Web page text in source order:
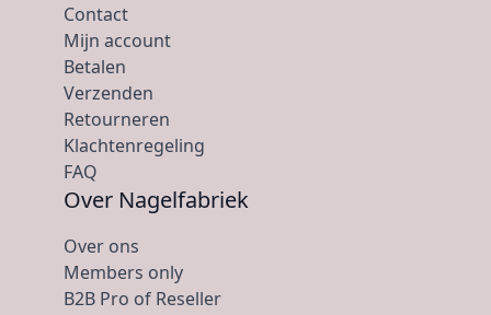
Contact
Mijn account
Betalen
Verzenden
Retourneren
Klachtenregeling
FAQ
Over Nagelfabriek
Over ons
Members only
B2B Pro of Reseller